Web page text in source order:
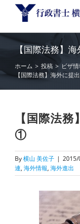
【国際法務】
ホーム > 投稿 > ビザ
【国際法務】海外に提
【国際法
①
By横山 美佐子 |
連, 海外情報, 海外進出